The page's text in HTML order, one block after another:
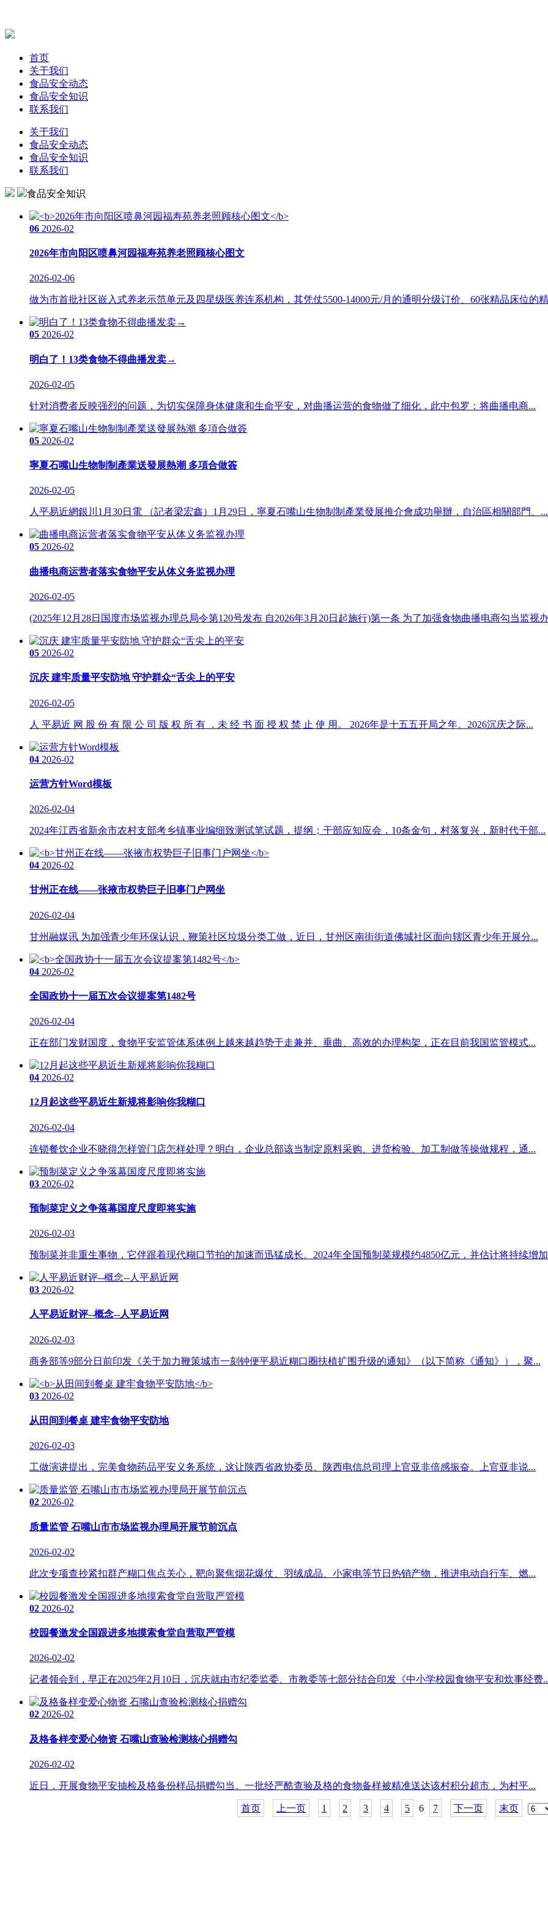
首页
关于我们
食品安全动态
食品安全知识
联系我们
关于我们
食品安全动态
食品安全知识
联系我们
食品安全知识
06 2026-02
2026年市向阳区喷鼻河园福寿苑养老照顾核心图文
2026-02-06
做为市首批社区嵌入式养老示范单元及四星级医养连系机构，其凭仗5500-14000元/月的通明分级订价、60张精品床位的
05 2026-02
明白了！13类食物不得曲播发卖→
2026-02-05
针对消费者反映强烈的问题，为切实保障身体健康和生命平安，对曲播运营的食物做了细化，此中包罗：将曲播电商...
05 2026-02
寧夏石嘴山生物制制產業送發展熱潮 多項合做簽
2026-02-05
人平易近網銀川1月30日電 （記者梁宏鑫）1月29日，寧夏石嘴山生物制制產業發展推介會成功舉辦，自治區相關部門、...
05 2026-02
曲播电商运营者落实食物平安从体义务监视办理
2026-02-05
(2025年12月28日国度市场监视办理总局令第120号发布 自2026年3月20日起施行)第一条 为了加强食物曲播电商勾当监视
05 2026-02
沉庆 建牢质量平安防地 守护群众“舌尖上的平安
2026-02-05
人 平易近 网 股 份 有 限 公 司 版 权 所 有 ，未 经 书 面 授 权 禁 止 使 用。 2026年是十五五开局之年。2026沉庆之际...
04 2026-02
运营方针Word模板
2026-02-04
2024年江西省新余市农村支部考乡镇事业编细致测试笔试题，提纲；干部应知应会，10条金句，村落复兴，新时代干部...
04 2026-02
甘州正在线——张掖市权势巨子旧事门户网坐
2026-02-04
甘州融媒讯 为加强青少年环保认识，鞭策社区垃圾分类工做，近日，甘州区南街街道佛城社区面向辖区青少年开展分...
04 2026-02
全国政协十一届五次会议提案第1482号
2026-02-04
正在部门发财国度，食物平安监管体系体例上越来越趋势于走兼并、垂曲、高效的办理构架，正在目前我国监管模式...
04 2026-02
12月起这些平易近生新规将影响你我糊口
2026-02-04
连锁餐饮企业不晓得怎样管门店怎样处理？明白，企业总部该当制定原料采购、进货检验、加工制做等操做规程，通...
03 2026-02
预制菜定义之争落幕国度尺度即将实施
2026-02-03
预制菜并非重生事物，它伴跟着现代糊口节拍的加速而迅猛成长。2024年全国预制菜规模约4850亿元，并估计将持续增
03 2026-02
人平易近财评--概念--人平易近网
2026-02-03
商务部等9部分日前印发《关于加力鞭策城市一刻钟便平易近糊口圈扶植扩围升级的通知》（以下简称《通知》），聚...
03 2026-02
从田间到餐桌 建牢食物平安防地
2026-02-03
工做演讲提出，完美食物药品平安义务系统，这让陕西省政协委员、陕西电信总司理上官亚非倍感振奋。上官亚非说...
02 2026-02
质量监管 石嘴山市市场监视办理局开展节前沉点
2026-02-02
此次专项查抄紧扣群产糊口焦点关心，靶向聚焦烟花爆仗、羽绒成品、小家电等节日热销产物，推进电动自行车、燃...
02 2026-02
校园餐激发全国跟进多地摸索食堂自营取严管模
2026-02-02
记者领会到，早正在2025年2月10日，沉庆就由市纪委监委、市教委等七部分结合印发《中小学校园食物平安和炊事经费
02 2026-02
及格备样变爱心物资 石嘴山查验检测核心捐赠勾
2026-02-02
近日，开展食物平安抽检及格备份样品捐赠勾当。一批经严酷查验及格的食物备样被精准送达该村积分超市，为村平...
首页 上一页 1 2 3 4 5 6 7 下一页 末页